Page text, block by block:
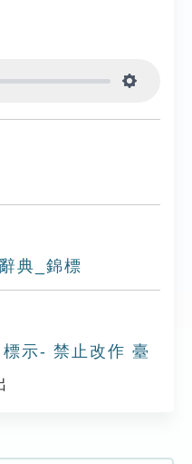
典_錦標
示- 禁止改作 臺